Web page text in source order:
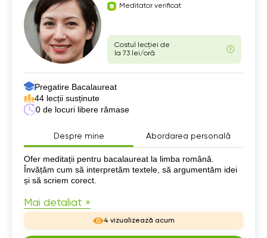
Meditator verificat
Costul lecției de
la 73 lei/oră
Pregatire Bacalaureat
44 lecții susținute
0 de locuri libere rămase
Despre mine Abordarea personală
Despre mine
Ofer meditații pentru bacalaureat la limba română.
Învățăm cum să interpretăm textele, să argumentăm idei
și să scriem corect.
Mai detaliat »
4 vizualizează acum